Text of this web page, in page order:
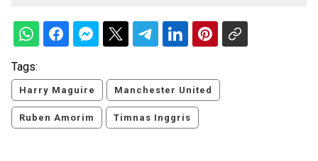
Tags:
Harry Maguire Manchester United
Ruben Amorim Timnas Inggris